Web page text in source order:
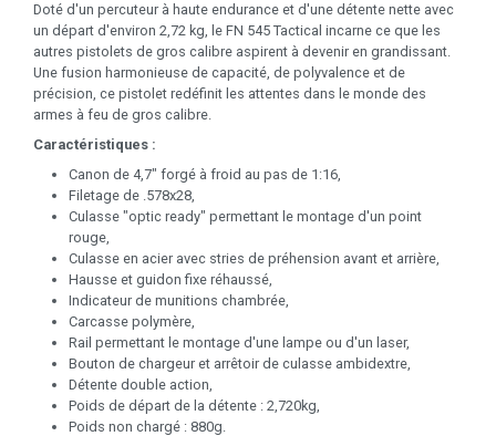
Doté d'un percuteur à haute endurance et d'une détente nette avec
un départ d'environ 2,72 kg, le FN 545 Tactical incarne ce que les
autres pistolets de gros calibre aspirent à devenir en grandissant.
Une fusion harmonieuse de capacité, de polyvalence et de
précision, ce pistolet redéfinit les attentes dans le monde des
armes à feu de gros calibre.
Caractéristiques :
Canon de 4,7" forgé à froid au pas de 1:16,
Filetage de .578x28,
Culasse "optic ready" permettant le montage d'un point
rouge,
Culasse en acier avec stries de préhension avant et arrière,
Hausse et guidon fixe réhaussé,
Indicateur de munitions chambrée,
Carcasse polymère,
Rail permettant le montage d'une lampe ou d'un laser,
Bouton de chargeur et arrêtoir de culasse ambidextre,
Détente double action,
Poids de départ de la détente : 2,720kg,
Poids non chargé : 880g.